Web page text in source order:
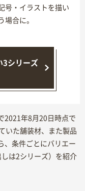
号・イラストを描い
合に。
3シリーズ
年8月20日時点で
いた舗装材、また製品
、条件ごとにバリエー
は2シリーズ）を紹介